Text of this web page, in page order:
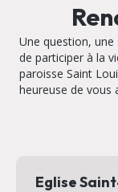
Une question,
de participer à la
paroisse Saint
heureuse de vous
Eglise